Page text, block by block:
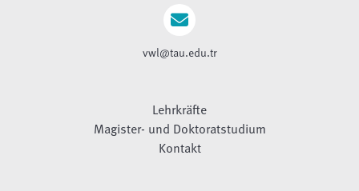
vwl@tau.edu.tr
Lehrkräfte
Magister- und Doktoratstudium
Kontakt